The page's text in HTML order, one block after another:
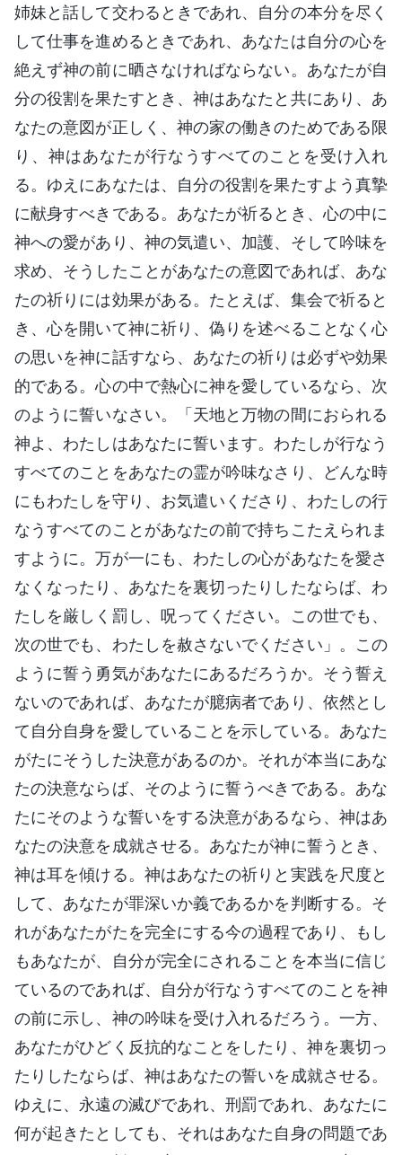
姉妹と話して交わるときであれ、自分の本分を尽く
して仕事を進めるときであれ、あなたは自分の心を
絶えず神の前に晒さなければならない。あなたが自
分の役割を果たすとき、神はあなたと共にあり、あ
なたの意図が正しく、神の家の働きのためである限
り、神はあなたが行なうすべてのことを受け入れ
る。ゆえにあなたは、自分の役割を果たすよう真摯
に献身すべきである。あなたが祈るとき、心の中に
神への愛があり、神の気遣い、加護、そして吟味を
求め、そうしたことがあなたの意図であれば、あな
たの祈りには効果がある。たとえば、集会で祈ると
き、心を開いて神に祈り、偽りを述べることなく心
の思いを神に話すなら、あなたの祈りは必ずや効果
的である。心の中で熱心に神を愛しているなら、次
のように誓いなさい。「天地と万物の間におられる
神よ、わたしはあなたに誓います。わたしが行なう
すべてのことをあなたの霊が吟味なさり、どんな時
にもわたしを守り、お気遣いくださり、わたしの行
なうすべてのことがあなたの前で持ちこたえられま
すように。万が一にも、わたしの心があなたを愛さ
なくなったり、あなたを裏切ったりしたならば、わ
たしを厳しく罰し、呪ってください。この世でも、
次の世でも、わたしを赦さないでください」。この
ように誓う勇気があなたにあるだろうか。そう誓え
ないのであれば、あなたが臆病者であり、依然とし
て自分自身を愛していることを示している。あなた
がたにそうした決意があるのか。それが本当にあな
たの決意ならば、そのように誓うべきである。あな
たにそのような誓いをする決意があるなら、神はあ
なたの決意を成就させる。あなたが神に誓うとき、
神は耳を傾ける。神はあなたの祈りと実践を尺度と
して、あなたが罪深いか義であるかを判断する。そ
れがあなたがたを完全にする今の過程であり、もし
もあなたが、自分が完全にされることを本当に信じ
ているのであれば、自分が行なうすべてのことを神
の前に示し、神の吟味を受け入れるだろう。一方、
あなたがひどく反抗的なことをしたり、神を裏切っ
たりしたならば、神はあなたの誓いを成就させる。
ゆえに、永遠の滅びであれ、刑罰であれ、あなたに
何が起きたとしても、それはあなた自身の問題であ